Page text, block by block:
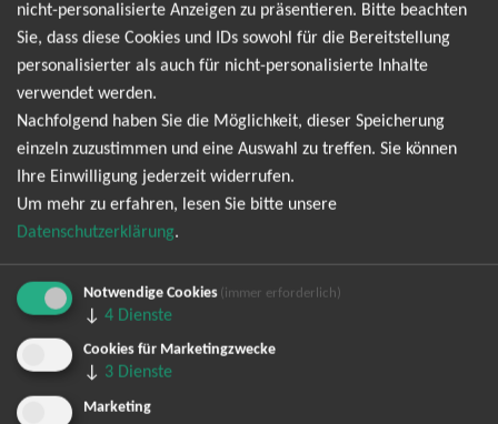
Ich möchte den regelmäßig erscheinenden Newsletter
abonnieren und bin daher mit einer Speicherung meiner E-
Mail-Adresse zum Zweck der Zustellung des Newsletters
entsprechend der Datenschutzerklärungeinverstanden. Den
Newsletter kann ich jederzeit wieder abbestellen.
Bereits angemeldet? Hier können Sie sich abmelden ...
nicht-personalisierte Anzeigen zu präsentieren. Bitte beachten
Sie, dass diese Cookies und IDs sowohl für die Bereitstellung
personalisierter als auch für nicht-personalisierte Inhalte
verwendet werden.
Nachfolgend haben Sie die Möglichkeit, dieser Speicherung
einzeln zuzustimmen und eine Auswahl zu treffen. Sie können
Ihre Einwilligung jederzeit widerrufen.
Um mehr zu erfahren, lesen Sie bitte unsere
Datenschutzerklärung.
Notwendige Cookies (immer erforderlich)
↓ 4 Dienste
Cookies für Marketingzwecke
↓ 3 Dienste
Marketing